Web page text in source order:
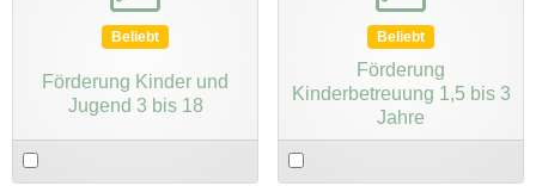
Beliebt
Förderung Kinder und
Jugend 3 bis 18
Select
an
Beliebt
Förderung
Kinderbetreuung 1,5 bis 3
Jahre
Select
an